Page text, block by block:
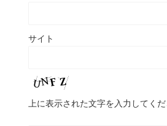
サイト
上に表示された文字を入力してく